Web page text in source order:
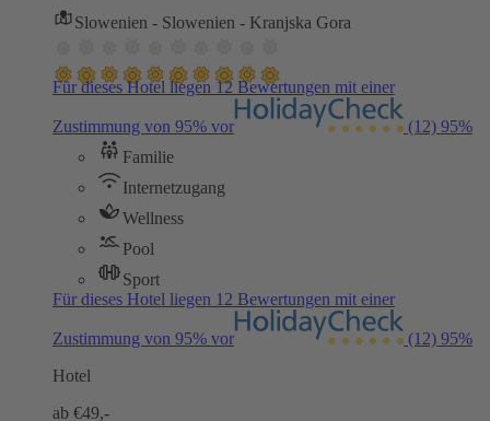
Slowenien - Slowenien - Kranjska Gora
Für dieses Hotel liegen 12 Bewertungen mit einer
Zustimmung von 95% vor (12) 95%
Familie
Internetzugang
Wellness
Pool
Sport
Für dieses Hotel liegen 12 Bewertungen mit einer
Zustimmung von 95% vor (12) 95%
Hotel
ab €49,-